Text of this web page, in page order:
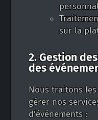
sur la
2. Gestion
des
Nous traitons
gérer nos
d’événements :